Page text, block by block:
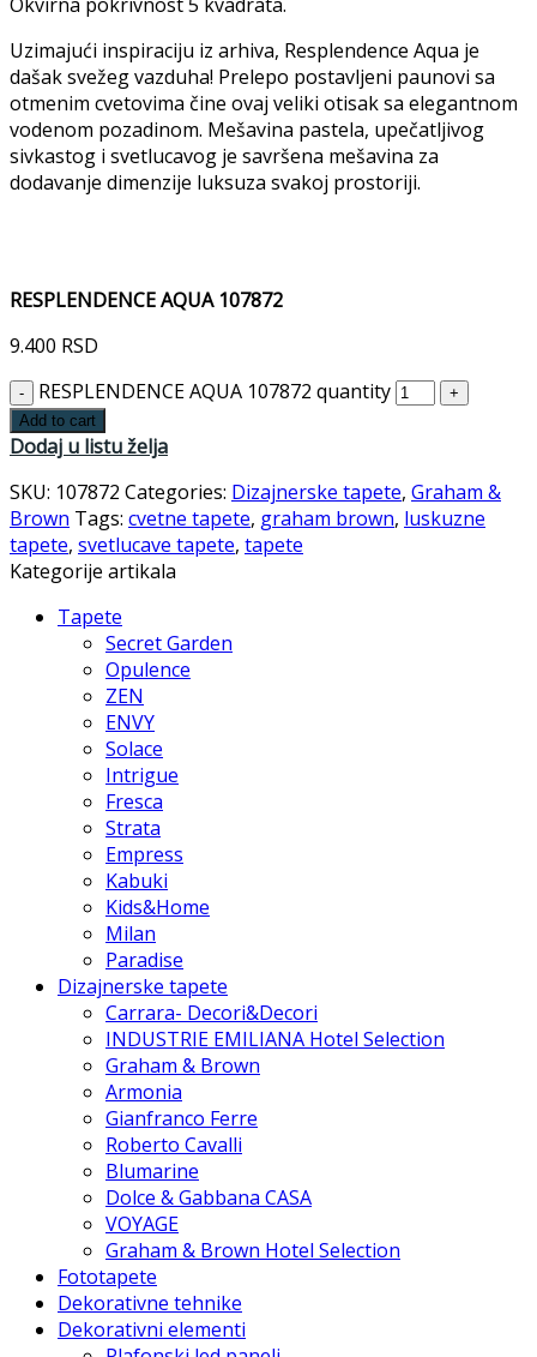
Uzimajući inspiraciju iz arhiva, Resplendence Aqua je
dašak svežeg vazduha! Prelepo postavljeni paunovi sa
otmenim cvetovima čine ovaj veliki otisak sa elegantnom
vodenom pozadinom. Mešavina pastela, upečatljivog
sivkastog i svetlucavog je savršena mešavina za
dodavanje dimenzije luksuza svakoj prostoriji.
RESPLENDENCE AQUA 107872
9.400 RSD
RESPLENDENCE AQUA 107872 quantity
Add to cart
Dodaj u listu želja
SKU: 107872 Categories: Dizajnerske tapete, Graham &
Brown Tags: cvetne tapete, graham brown, luskuzne
tapete, svetlucave tapete, tapete
Kategorije artikala
Tapete
Secret Garden
Opulence
ZEN
ENVY
Solace
Intrigue
Fresca
Strata
Empress
Kabuki
Kids&Home
Milan
Paradise
Dizajnerske tapete
Carrara- Decori&Decori
INDUSTRIE EMILIANA Hotel Selection
Graham & Brown
Armonia
Gianfranco Ferre
Roberto Cavalli
Blumarine
Dolce & Gabbana CASA
VOYAGE
Graham & Brown Hotel Selection
Fototapete
Dekorativne tehnike
Dekorativni elementi